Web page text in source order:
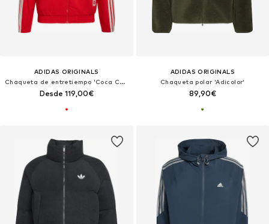
ADIDAS ORIGINALS
Chaqueta de entretiempo 'Coca Cola Classic Firebird'
Desde 119,00€
ADIDAS ORIGINALS
Chaqueta polar 'Adicolor'
89,90€